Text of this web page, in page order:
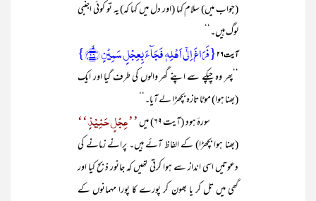
(جواب میں) سلام کہا (اور دل میں کہا کہ) یہ تو کوئی اجنبی
لوگ ہیں۔‘‘
آیت۲۶ {فَرَاغَ اِلٰۤی اَہۡلِہٖ فَجَآءَ بِعِجۡلٍ سَمِیۡنٍ ﴿ۙ۲۶﴾}
’’پھر وہ چپکے سے اپنے گھر والوں کی طرف گیا اور ایک
(بھنا ہوا) موٹا تازہ بچھڑا لے آیا۔‘‘
سورۂ ہود (آیت ۶۹) میں
’’عِجْلٍ حَنِیْذٍ‘‘
(بھنا ہوا بچھڑا) کے الفاظ آئے ہیں۔ پرانے زمانے کی
دعوتیں اسی انداز سے ہوا کرتی تھیں کہ جانور ذبح کیا اور
گھی میں تل کر یا بھون کر پورے کا پورا مہمانوں کے